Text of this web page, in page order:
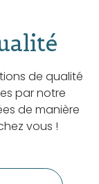
de qualité
par notre
de manière
vous !